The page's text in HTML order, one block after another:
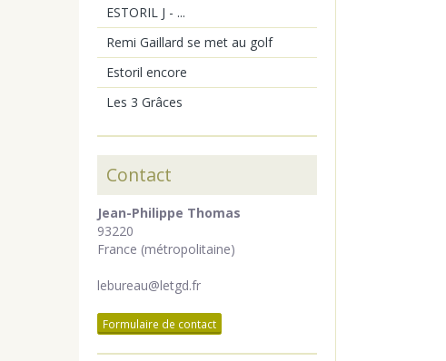
ESTORIL J - ...
Remi Gaillard se met au golf
Estoril encore
Les 3 Grâces
Contact
Jean-Philippe Thomas
93220
France (métropolitaine)
lebureau@letgd.fr
Formulaire de contact